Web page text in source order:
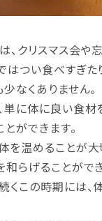
、クリスマス会や
はつい食べすぎた
なくありません。
単に体に良い食材
ができます。
を温めることが大
和らげることができ
くこの時期には、